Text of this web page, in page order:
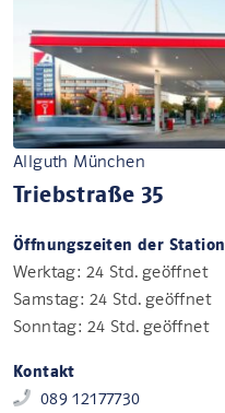
Allguth München
Triebstraße 35
Öffnungszeiten der Station
Werktag: 24 Std. geöffnet
Samstag: 24 Std. geöffnet
Sonntag: 24 Std. geöffnet
Kontakt
089 12177730